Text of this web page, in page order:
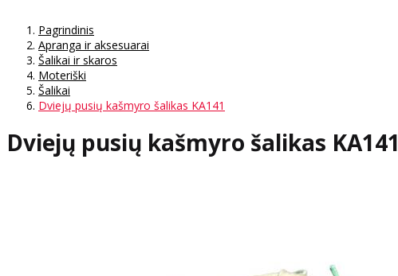
Pagrindinis
Apranga ir aksesuarai
Šalikai ir skaros
Moteriški
Šalikai
Dviejų pusių kašmyro šalikas KA141
Dviejų pusių kašmyro šalikas KA141